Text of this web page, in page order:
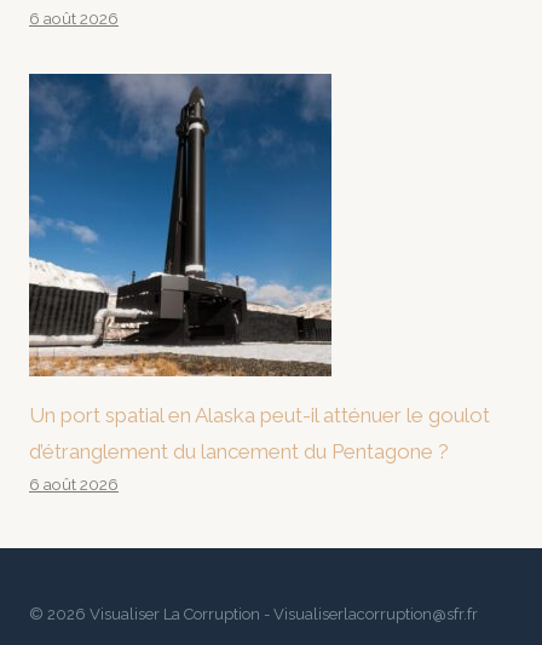
6 août 2026
Un port spatial en Alaska peut-il atténuer le goulot
d’étranglement du lancement du Pentagone ?
6 août 2026
© 2026 Visualiser La Corruption - Visualiserlacorruption@sfr.fr